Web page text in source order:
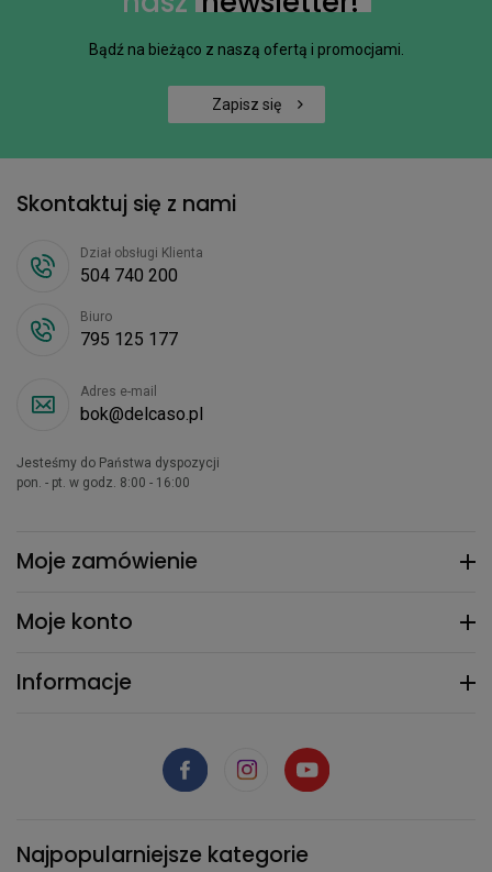
Bądź na bieżąco z naszą ofertą i promocjami.
Zapisz się
Moje zamówienie
Moje konto
Informacje
Skontaktuj się z nami
Dział obsługi Klienta
504 740 200
Biuro
795 125 177
Adres e-mail
bok@delcaso.pl
Jesteśmy do Państwa dyspozycji
pon. - pt. w godz. 8:00 - 16:00
Najpopularniejsze kategorie